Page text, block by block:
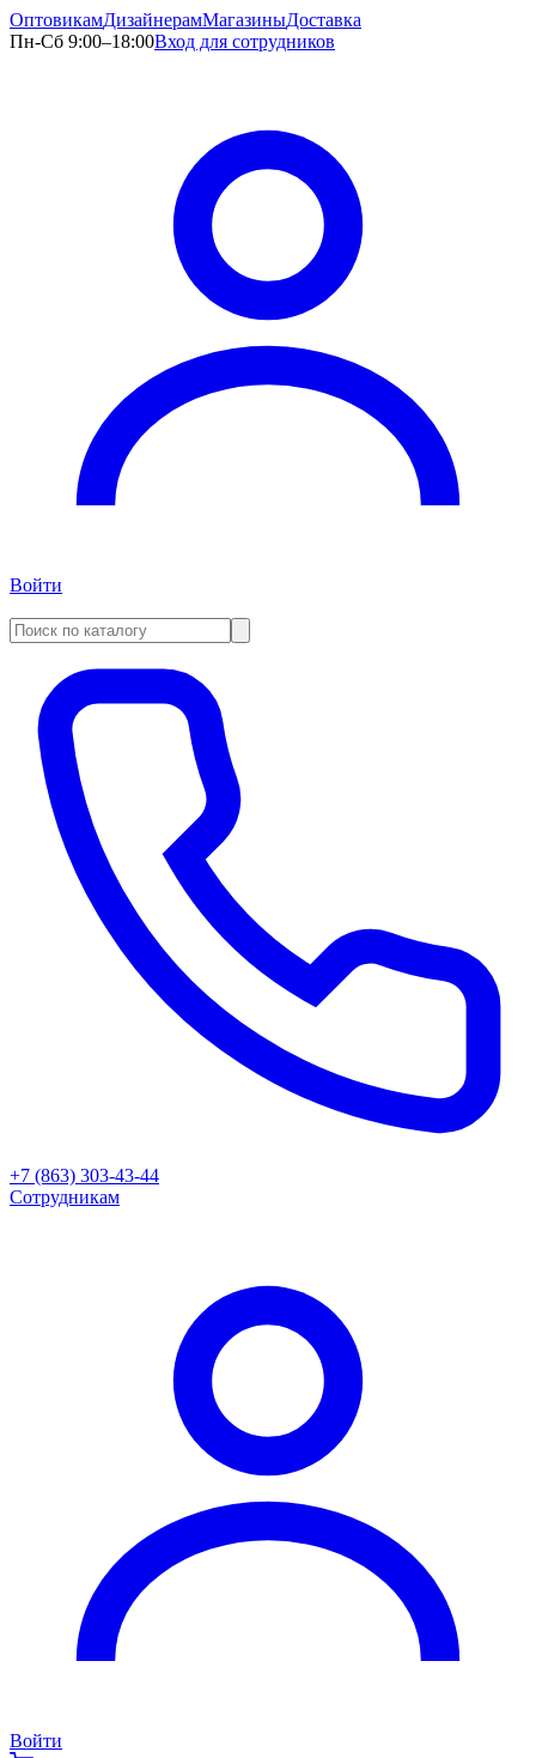
ОптовикамДизайнерамМагазиныДоставка
Пн-Сб 9:00–18:00Вход для сотрудников
Войти
+7 (863) 303-43-44
Сотрудникам
Войти